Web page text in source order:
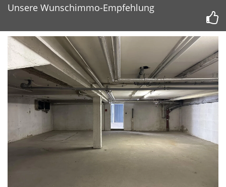
Unsere Wunschimmo-Empfehlung